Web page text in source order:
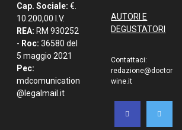
Cap. Sociale: €.
10.200,00 I.V.
REA: RM 930252
- Roc: 36580 del
5 maggio 2021
Pec:
mdcomunication
@legalmail.it
AUTORI E
DEGUSTATORI
Contattaci:
redazione@doctor
wine.it